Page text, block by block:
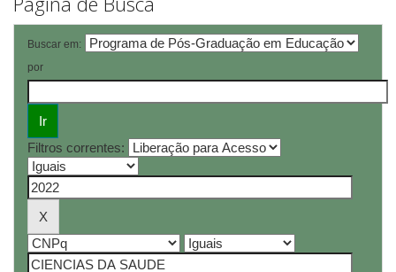
Buscar em:
por
Filtros correntes: